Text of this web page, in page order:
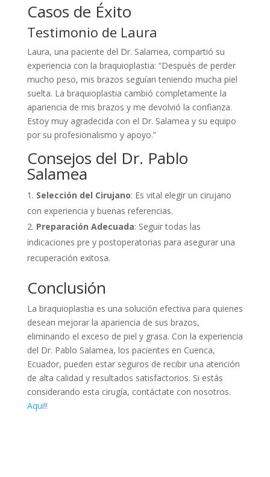
Casos de Éxito
Testimonio de Laura
Laura, una paciente del Dr. Salamea, compartió su
experiencia con la braquioplastia: “Después de perder
mucho peso, mis brazos seguían teniendo mucha piel
suelta. La braquioplastia cambió completamente la
apariencia de mis brazos y me devolvió la confianza.
Estoy muy agradecida con el Dr. Salamea y su equipo
por su profesionalismo y apoyo.”
Consejos del Dr. Pablo
Salamea
Selección del Cirujano: Es vital elegir un cirujano
con experiencia y buenas referencias.
Preparación Adecuada: Seguir todas las
indicaciones pre y postoperatorias para asegurar una
recuperación exitosa.
Conclusión
La braquioplastia es una solución efectiva para quienes
desean mejorar la apariencia de sus brazos,
eliminando el exceso de piel y grasa. Con la experiencia
del Dr. Pablo Salamea, los pacientes en Cuenca,
Ecuador, pueden estar seguros de recibir una atención
de alta calidad y resultados satisfactorios. Si estás
considerando esta cirugía, contáctate con nosotros.
Aqui!!